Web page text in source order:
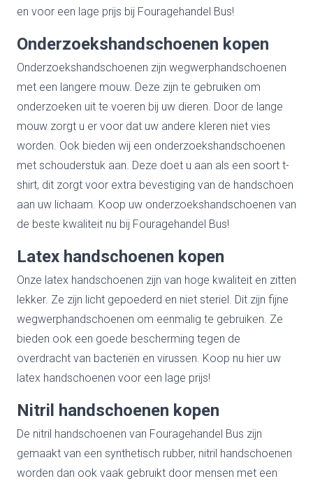
en voor een lage prijs bij Fouragehandel Bus!
Onderzoekshandschoenen kopen
Onderzoekshandschoenen zijn wegwerphandschoenen
met een langere mouw. Deze zijn te gebruiken om
onderzoeken uit te voeren bij uw dieren. Door de lange
mouw zorgt u er voor dat uw andere kleren niet vies
worden. Ook bieden wij een onderzoekshandschoenen
met schouderstuk aan. Deze doet u aan als een soort t-
shirt, dit zorgt voor extra bevestiging van de handschoen
aan uw lichaam. Koop uw onderzoekshandschoenen van
de beste kwaliteit nu bij Fouragehandel Bus!
Latex handschoenen kopen
Onze latex handschoenen zijn van hoge kwaliteit en zitten
lekker. Ze zijn licht gepoederd en niet steriel. Dit zijn fijne
wegwerphandschoenen om eenmalig te gebruiken. Ze
bieden ook een goede bescherming tegen de
overdracht van bacteriën en virussen. Koop nu hier uw
latex handschoenen voor een lage prijs!
Nitril handschoenen kopen
De nitril handschoenen van Fouragehandel Bus zijn
gemaakt van een synthetisch rubber, nitril handschoenen
worden dan ook vaak gebruikt door mensen met een